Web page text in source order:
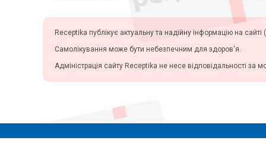
Аспіратори
Слухові апарати
Косметичні прилади
Пульсоксиметри
Іригатори
Receptika публікує актуальну та надійну інформацію на
Самолікування може бути небезпечним для здоров'я.
Адміністрація сайту Receptika не несе відповідальності за